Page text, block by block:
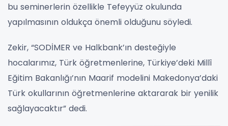
bu seminerlerin özellikle Tefeyyüz okulunda
yapılmasının oldukça önemli olduğunu söyledi.
Zekir, “SODİMER ve Halkbank’ın desteğiyle
hocalarımız, Türk öğretmenlerine, Türkiye’deki Millî
Eğitim Bakanlığı’nın Maarif modelini Makedonya’daki
Türk okullarının öğretmenlerine aktararak bir yenilik
sağlayacaktır” dedi.